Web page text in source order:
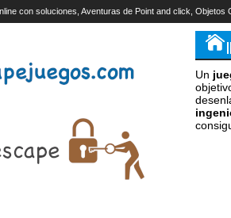
con soluciones, Aventuras de Point and click, Objetos
Un